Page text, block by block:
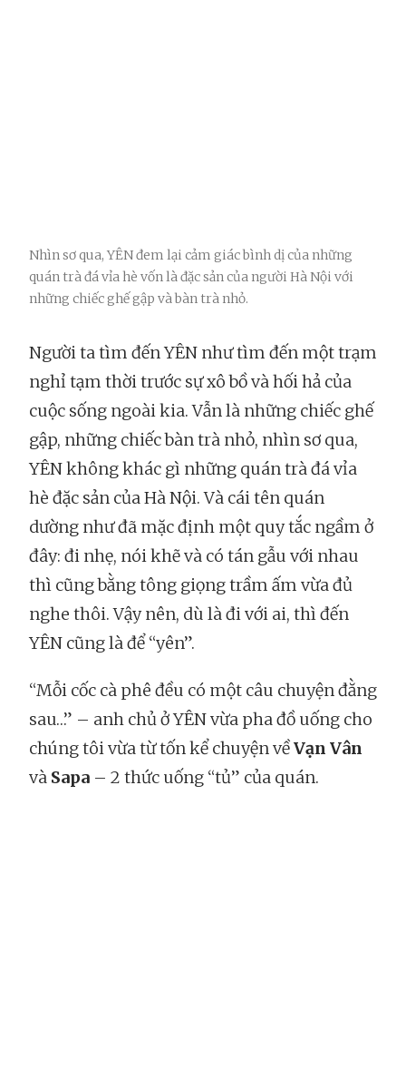
Nhìn sơ qua, YÊN đem lại cảm giác bình dị của những
quán trà đá vỉa hè vốn là đặc sản của người Hà Nội với
những chiếc ghế gập và bàn trà nhỏ.
Người ta tìm đến YÊN như tìm đến một trạm
nghỉ tạm thời trước sự xô bồ và hối hả của
cuộc sống ngoài kia. Vẫn là những chiếc ghế
gập, những chiếc bàn trà nhỏ, nhìn sơ qua,
YÊN không khác gì những quán trà đá vỉa
hè đặc sản của Hà Nội. Và cái tên quán
dường như đã mặc định một quy tắc ngầm ở
đây: đi nhẹ, nói khẽ và có tán gẫu với nhau
thì cũng bằng tông giọng trầm ấm vừa đủ
nghe thôi. Vậy nên, dù là đi với ai, thì đến
YÊN cũng là để “yên”.
“Mỗi cốc cà phê đều có một câu chuyện đằng
sau…” – anh chủ ở YÊN vừa pha đồ uống cho
chúng tôi vừa từ tốn kể chuyện vềVạn Vân
và Sapa – 2 thức uống “tủ” của quán.